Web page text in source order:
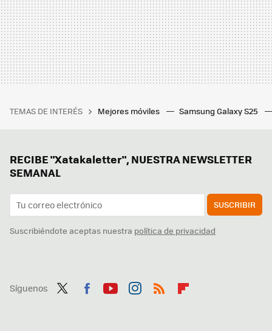
TEMAS DE INTERÉS Mejores móviles Samsung Galaxy S25
RECIBE "Xatakaletter", NUESTRA NEWSLETTER
SEMANAL
SUSCRIBIR
Suscribiéndote aceptas nuestra política de privacidad
Síguenos